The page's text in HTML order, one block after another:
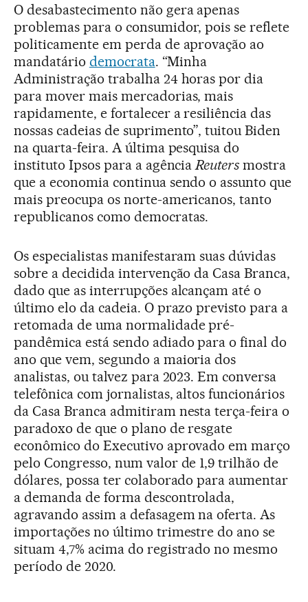
O desabastecimento não gera apenas
problemas para o consumidor, pois se reflete
politicamente em perda de aprovação ao
mandatário democrata. “Minha
Administração trabalha 24 horas por dia
para mover mais mercadorias, mais
rapidamente, e fortalecer a resiliência das
nossas cadeias de suprimento”, tuitou Biden
na quarta-feira. A última pesquisa do
instituto Ipsos para a agênciaReuters mostra
que a economia continua sendo o assunto que
mais preocupa os norte-americanos, tanto
republicanos como democratas.
Os especialistas manifestaram suas dúvidas
sobre a decidida intervenção da Casa Branca,
dado que as interrupções alcançam até o
último elo da cadeia. O prazo previsto para a
retomada de uma normalidade pré-
pandêmica está sendo adiado para o final do
ano que vem, segundo a maioria dos
analistas, ou talvez para 2023. Em conversa
telefônica com jornalistas, altos funcionários
da Casa Branca admitiram nesta terça-feira o
paradoxo de que o plano de resgate
econômico do Executivo aprovado em março
pelo Congresso, num valor de 1,9 trilhão de
dólares, possa ter colaborado para aumentar
a demanda de forma descontrolada,
agravando assim a defasagem na oferta. As
importações no último trimestre do ano se
situam 4,7% acima do registrado no mesmo
período de 2020.